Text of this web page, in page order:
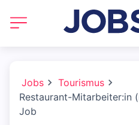
Jobs
Tourismus
Restaurant-Mitarbeiter:in
Job